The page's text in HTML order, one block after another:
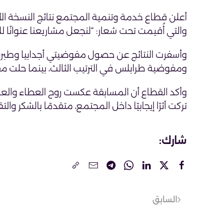
أعلن قطاع خدمة وتنمية المجتمع نتائج
والتي أُقيمت تحت شعار: “لنجعل مشاريعنا عنوانًا
وأسفرت النتائج عن حصول مفوضيتي أجدابيا
ومفوضية طرابلس في الترتيب الثالث، بينما حلت
وأكد القطاع أن المسابقة عكست روح العطاء
تركت أثرًا إيجابيًا داخل المجتمع، متقدمًا بالشكر
شارك:
السابق